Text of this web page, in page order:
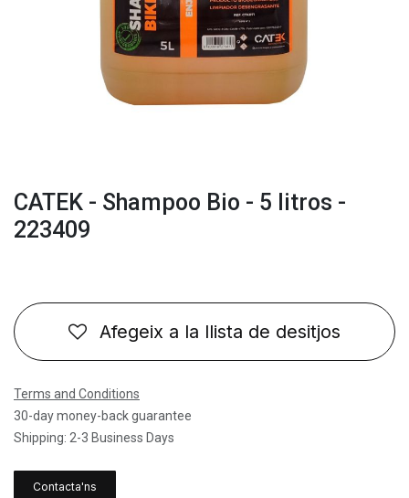
CATEK - Shampoo Bio - 5 litros -
223409
Afegeix a la llista de desitjos
Terms and Conditions
30-day money-back guarantee
Shipping: 2-3 Business Days
Contacta'ns